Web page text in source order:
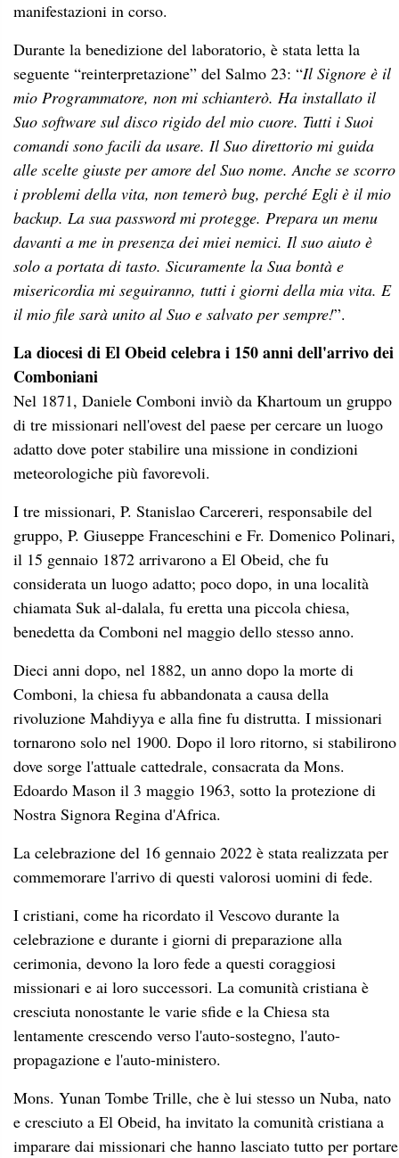
manifestazioni in corso.
Durante la benedizione del laboratorio, è stata letta la
seguente “reinterpretazione” del Salmo 23: “Il Signore è il
mio Programmatore, non mi schianterò. Ha installato il
Suo software sul disco rigido del mio cuore. Tutti i Suoi
comandi sono facili da usare. Il Suo direttorio mi guida
alle scelte giuste per amore del Suo nome. Anche se scorro
i problemi della vita, non temerò bug, perché Egli è il mio
backup. La sua password mi protegge. Prepara un menu
davanti a me in presenza dei miei nemici. Il suo aiuto è
solo a portata di tasto. Sicuramente la Sua bontà e
misericordia mi seguiranno, tutti i giorni della mia vita. E
il mio file sarà unito al Suo e salvato per sempre!”.
La diocesi di El Obeid celebra i 150 anni dell'arrivo dei
Comboniani
Nel 1871, Daniele Comboni inviò da Khartoum un gruppo
di tre missionari nell'ovest del paese per cercare un luogo
adatto dove poter stabilire una missione in condizioni
meteorologiche più favorevoli.
I tre missionari, P. Stanislao Carcereri, responsabile del
gruppo, P. Giuseppe Franceschini e Fr. Domenico Polinari,
il 15 gennaio 1872 arrivarono a El Obeid, che fu
considerata un luogo adatto; poco dopo, in una località
chiamata Suk al-dalala, fu eretta una piccola chiesa,
benedetta da Comboni nel maggio dello stesso anno.
Dieci anni dopo, nel 1882, un anno dopo la morte di
Comboni, la chiesa fu abbandonata a causa della
rivoluzione Mahdiyya e alla fine fu distrutta. I missionari
tornarono solo nel 1900. Dopo il loro ritorno, si stabilirono
dove sorge l'attuale cattedrale, consacrata da Mons.
Edoardo Mason il 3 maggio 1963, sotto la protezione di
Nostra Signora Regina d'Africa.
La celebrazione del 16 gennaio 2022 è stata realizzata per
commemorare l'arrivo di questi valorosi uomini di fede.
I cristiani, come ha ricordato il Vescovo durante la
celebrazione e durante i giorni di preparazione alla
cerimonia, devono la loro fede a questi coraggiosi
missionari e ai loro successori. La comunità cristiana è
cresciuta nonostante le varie sfide e la Chiesa sta
lentamente crescendo verso l'auto-sostegno, l'auto-
propagazione e l'auto-ministero.
Mons. Yunan Tombe Trille, che è lui stesso un Nuba, nato
e cresciuto a El Obeid, ha invitato la comunità cristiana a
imparare dai missionari che hanno lasciato tutto per portare